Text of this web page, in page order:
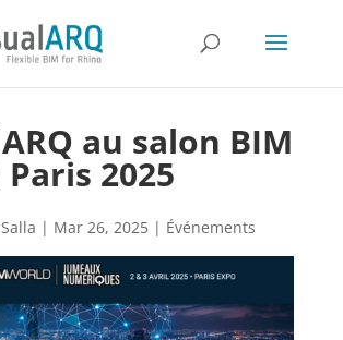
au salon BIM
2025
| Mar 26, 2025| Événements